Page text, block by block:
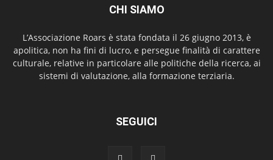
CHI SIAMO
L’Associazione Roars è stata fondata il 26 giugno 2013, è
apolitica, non ha fini di lucro, e persegue finalità di carattere
culturale, relative in particolare alle politiche della ricerca, ai
sistemi di valutazione, alla formazione terziaria.
SEGUICI